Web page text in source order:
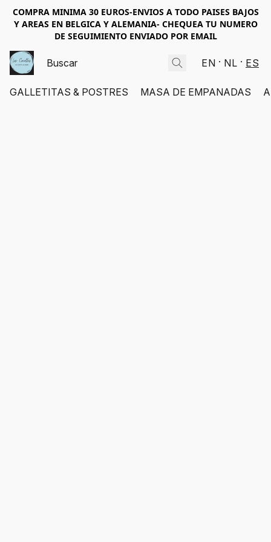
COMPRA MINIMA 30 EUROS-ENVIOS A TODO PAISES BAJOS
Y AREAS EN BELGICA Y ALEMANIA- CHEQUEA TU NUMERO
DE SEGUIMIENTO ENVIADO POR EMAIL
EN NL ES
GALLETITAS & POSTRES MASA DE EMPANADAS